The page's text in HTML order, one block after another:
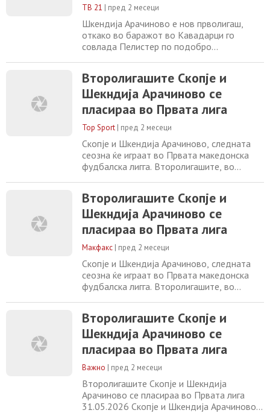
ТВ 21 | пред 2 месеци
Шкендија Арачиново е нов прволигаш,
откако во баражот во Кавадарци го
совлада Пелистер по подобро
патникот во Првата македонска
фудбалска лига беше решен по пенал-
рулетот. Херој на арачиновци беше
голманот Антонио Столевски, кој со
своите интервенции даде огромен
придонес за
Второлигашите Скопје и
Шекндија Арачиново се
пласираа во Првата лига
Top Sport | пред 2 месеци
Скопје и Шкендија Арачиново, следната
сеозна ќе играат во Првата македонска
фудбалска лигга. Второлигашите, во
Брера, својот натпревар го одиграа во
Битола. Дуелот беше решен во 88-та
минута со голот на Трајчески. Претходно,
во 86-та минута, Ангелов не реализираше
пенал за Скопје
Второлигашите Скопје и
Шекндија Арачиново се
пласираа во Првата лига
Макфакс | пред 2 месеци
Скопје и Шкендија Арачиново, следната
сеозна ќе играат во Првата македонска
фудбалска лигга. Второлигашите, во
Брера, својот натпревар го одиграа во
Битола. Дуелот беше решен во 88-та
минута со голот на Трајчески. Претходно,
во 86-та минута, Ангелов не реализираше
пенал за Скопје
Второлигашите Скопје и
Шекндија Арачиново се
пласираа во Првата лига
Важно | пред 2 месеци
Второлигашите Скопје и Шекндија
Арачиново се пласираа во Првата лига
31.05.2026 Скопје и Шкендија Арачиново,